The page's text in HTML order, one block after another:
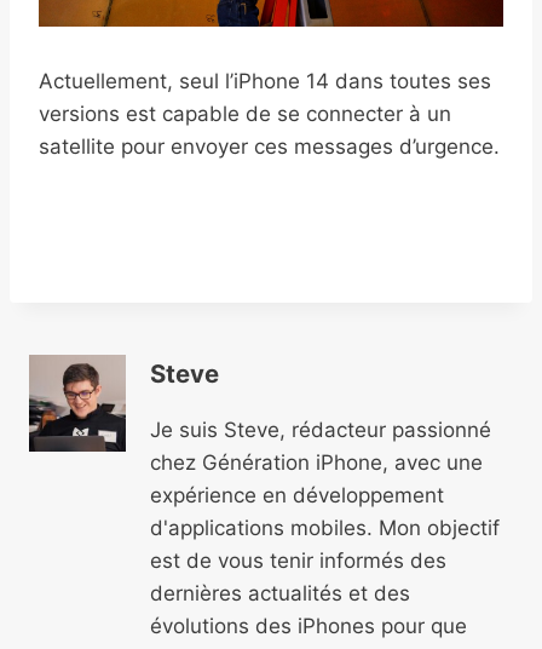
Actuellement, seul l’iPhone 14 dans toutes ses
versions est capable de se connecter à un
satellite pour envoyer ces messages d’urgence.
Steve
Je suis Steve, rédacteur passionné
chez Génération iPhone, avec une
expérience en développement
d'applications mobiles. Mon objectif
est de vous tenir informés des
dernières actualités et des
évolutions des iPhones pour que